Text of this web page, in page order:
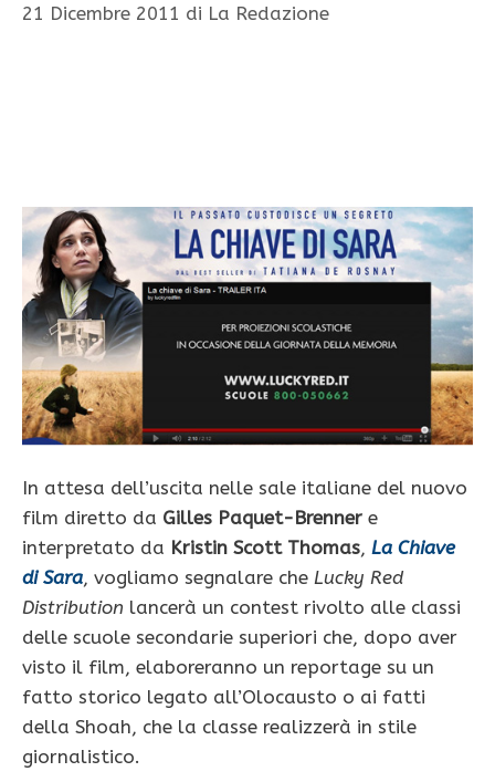
21 Dicembre 2011 di La Redazione
In attesa dell’uscita nelle sale italiane del nuovo
film diretto da Gilles Paquet-Brenner e
interpretato da Kristin Scott Thomas, La Chiave
di Sara, vogliamo segnalare che Lucky Red
Distribution lancerà un contest rivolto alle classi
delle scuole secondarie superiori che, dopo aver
visto il film, elaboreranno un reportage su un
fatto storico legato all’Olocausto o ai fatti
della Shoah, che la classe realizzerà in stile
giornalistico.